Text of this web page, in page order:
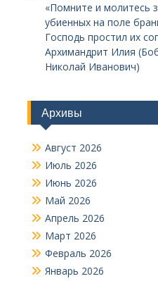
«Помните и молитесь
убиенных на поле
Господь простил их
Архимандрит Илия
Николай Иванович)
Архивы
Август 2026
Июль 2026
Июнь 2026
Май 2026
Апрель 2026
Март 2026
Февраль 2026
Январь 2026